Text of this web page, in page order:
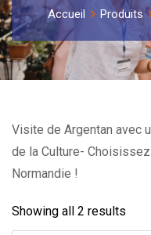
Accueil Produits
Visite de Argentan avec
de la Culture-
Normandie !
Showing all 2 results